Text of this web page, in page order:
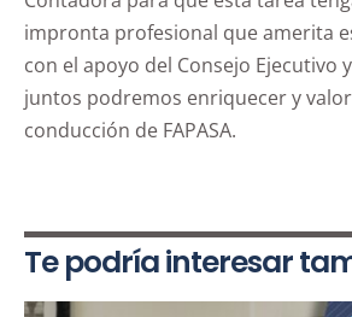
impronta profesional que amerita
con el apoyo del Consejo Ejecutivo
juntos podremos enriquecer y
conducción de FAPASA.
Te podría interesar